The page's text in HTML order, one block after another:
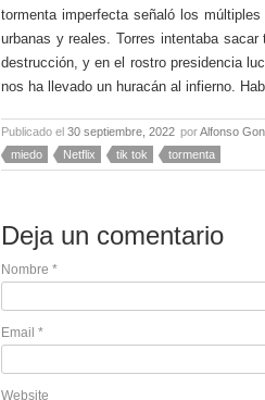
tormenta imperfecta señaló los
urbanas y reales. Torres intentaba
destrucción, y en el rostro presidencia
nos ha llevado un huracán al infierno.
Publicado el 30 septiembre, 2022 porAlfonso
miedo
Netflix tik tok tormenta
Deja un comentario
Nombre *
Email *
Website